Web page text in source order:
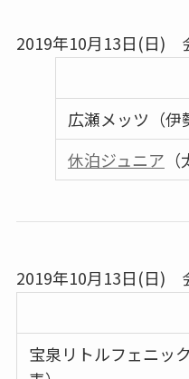
2019年10月13日(日)
広瀬メッツ（伊
休泊ジュニア
2019年10月13日(日)
宝泉リトルフェニッ